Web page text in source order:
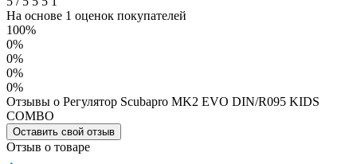
На основе 1 оценок покупателей
100%
0%
0%
0%
0%
Отзывы о Регулятор Scubapro MK2 EVO DIN/R095 KIDS
COMBO
Оставить свой отзыв
Отзыв о товаре